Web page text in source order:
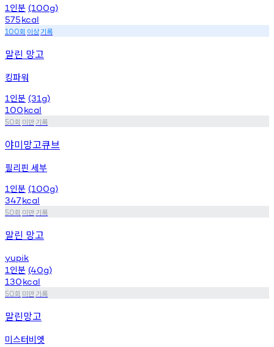
1 인분 (100g)
575kcal
100회 이상기록
말린 망고
킹파워
1 인분 (31g)
100kcal
50회 미만기록
야미망고큐브
필리핀 세부
1 인분 (100g)
347kcal
50회 미만기록
말린 망고
yupik
1 인분 (40g)
130kcal
50회 미만기록
말린망고
미스터비엣